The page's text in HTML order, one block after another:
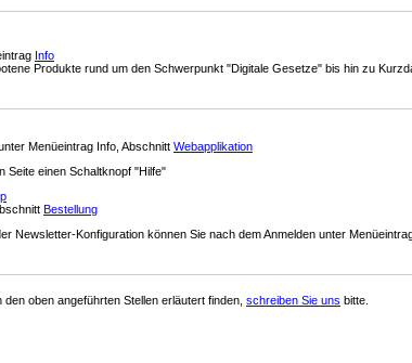
Info
Produkte rund um den Schwerpunkt "Digitale Gesetze" bis hin zu
Menüeintrag Info, Abschnitt Webapplikation
Seite einen Schaltknopf "Hilfe"
Bestellung
Newsletter-Konfiguration können Sie nach dem Anmelden unter
oben angeführten Stellen erläutert finden, schreiben Sie uns bitte.